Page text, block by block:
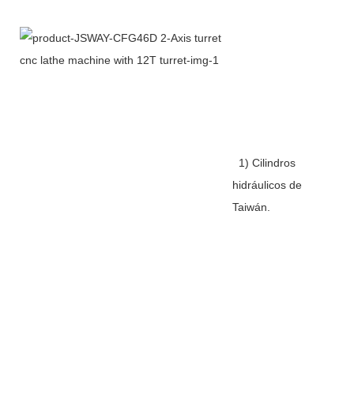
1) Cilindros
hidráulicos de
Taiwán.